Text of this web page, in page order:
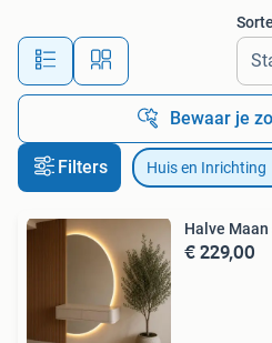
Alle
Bewaar je
Filters Huis en Inrichting
Halve
€ 229,00